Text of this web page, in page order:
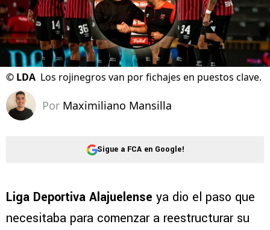
© LDA Los rojinegros van por fichajes en puestos clave.
Por Maximiliano Mansilla
Sigue a FCA en Google!
Liga Deportiva Alajuelense ya dio el paso que
necesitaba para comenzar a reestructurar su